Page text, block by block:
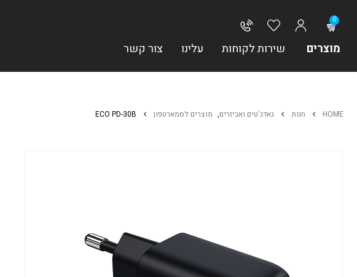
0
מוצרים שירות לקוחות עלינו צור קשר
HOME חנות גאדג'טים ואביזרים, מוצרים לסמארטפון ECO PD-30B